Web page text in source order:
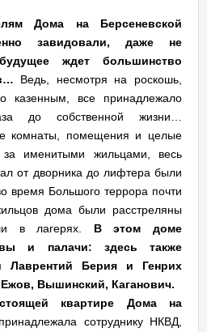
Дома на Берсеневской
завидовали, даже не
ждет большинство
Ведь, несмотря на роскошь,
все принадлежало
до собственной жизни…
комнаты, помещения и целые
именитыми жильцами, весь
от дворника до лифтера были
время Большого террора почти
дома были расстреляны
в лагерях. В этом доме
и палачи: здесь также
Лаврентий Берия и Генрих
Вышинский, Каганович.
квартире Дома на
сотруднику НКВД,